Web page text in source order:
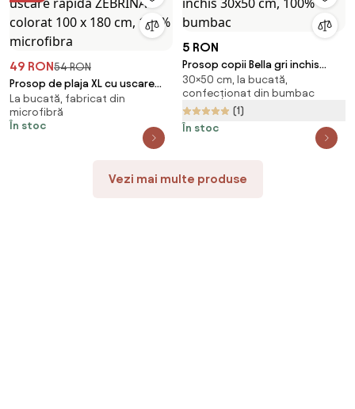
49 RON54 RON
Prosop de plaja XL cu uscare
rapida ZEBRINA colorat 100 x 180
cm, 100% microfibra
La bucată, fabricat din
microfibră
În stoc
5 RON
Prosop copii Bella gri inchis
30x50 cm, 100% bumbac
30×50 cm, la bucată,
confecționat din bumbac
(1)
În stoc
Vezi mai multe produse